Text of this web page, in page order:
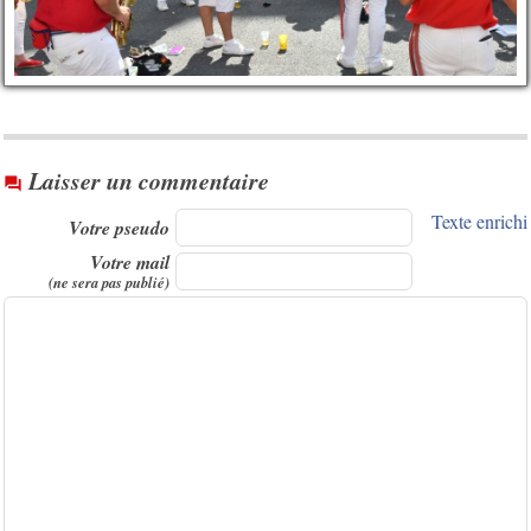
 Laisser un commentaire
Texte enrichi
Votre pseudo
Votre mail
(ne sera pas publié)